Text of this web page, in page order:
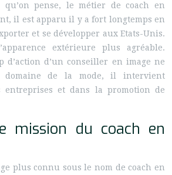
qu’on pense, le métier de coach en
il est apparu il y a fort longtemps en
et se développer aux Etats-Unis.
extérieure plus agréable.
d’action d’un conseiller en image ne
de la mode, il intervient
entreprises et dans la promotion de
mission du coach en
plus connu sous le nom de coach en